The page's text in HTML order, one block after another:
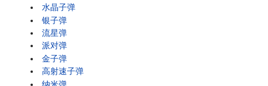
水晶子弹
银子弹
流星弹
派对弹
金子弹
高射速子弹
纳米弹